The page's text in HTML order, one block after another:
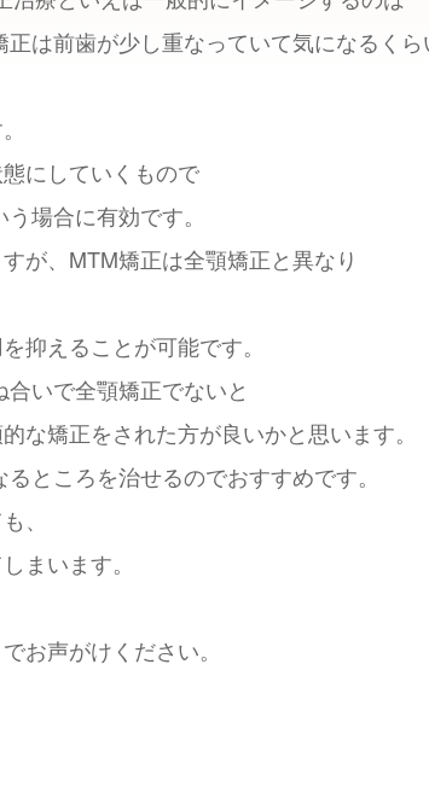
は前歯が少し重なっていて気になるく
にしていくもので
場合に有効です。
が、MTM矯正は全顎矯正と異なり
抑えることが可能です。
いで全顎矯正でないと
な矯正をされた方が良いかと思います。
ところを治せるのでおすすめです。
、
まいます。
お声がけください。